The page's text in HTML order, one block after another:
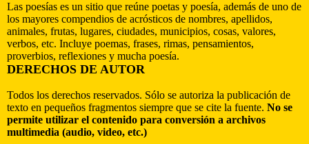
Las poesías es un sitio que reúne poetas y poesía, además de uno de
los mayores compendios de acrósticos de nombres, apellidos,
animales, frutas, lugares, ciudades, municipios, cosas, valores,
verbos, etc. Incluye poemas, frases, rimas, pensamientos,
proverbios, reflexiones y mucha poesía.
DERECHOS DE AUTOR
Todos los derechos reservados. Sólo se autoriza la publicación de
texto en pequeños fragmentos siempre que se cite la fuente. No se
permite utilizar el contenido para conversión a archivos
multimedia (audio, video, etc.)